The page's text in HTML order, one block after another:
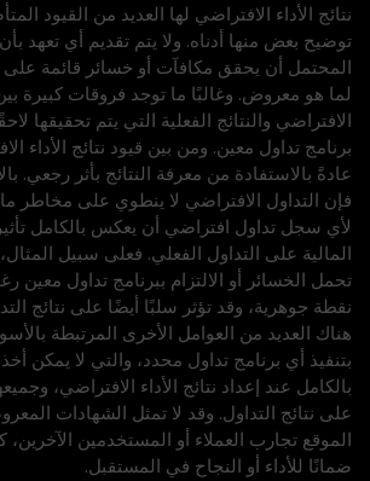
نتائج الأداء الافتراضي لها العديد من القيود
توضيح بعض منها أدناه. ولا يتم تقديم أي تعهد
المحتمل أن يحقق مكافآت أو خسائر قائمة على
لما هو معروض. وغالبًا ما توجد فروقات كبيرة بين
الافتراضي والنتائج الفعلية التي يتم تحقيقها
برنامج تداول معين. ومن بين قيود نتائج الأداء
عادةً بالاستفادة من معرفة النتائج بأثر رجعي.
فإن التداول الافتراضي لا ينطوي على مخاطر
لأي سجل تداول افتراضي أن يعكس بالكامل
المالية على التداول الفعلي. فعلى سبيل
تحمل الخسائر أو الالتزام ببرنامج تداول معين
نقطة جوهرية، وقد تؤثر سلبًا أيضًا على نتائج
هناك العديد من العوامل الأخرى المرتبطة
بتنفيذ أي برنامج تداول محدد، والتي لا يمكن
بالكامل عند إعداد نتائج الأداء الافتراضي،
على نتائج التداول. وقد لا تمثل الشهادات
الموقع تجارب العملاء أو المستخدمين الآخرين،
ضمانًا للأداء أو النجاح في المستقبل.